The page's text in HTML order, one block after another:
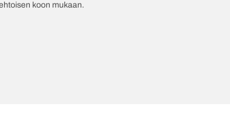
koon mukaan.